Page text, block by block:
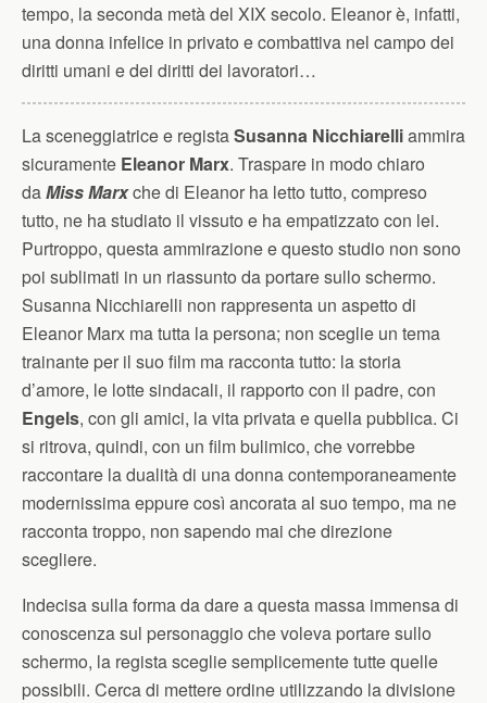
tempo, la seconda metà del XIX secolo. Eleanor è, infatti,
una donna infelice in privato e combattiva nel campo dei
diritti umani e dei diritti dei lavoratori…
La sceneggiatrice e registaSusanna Nicchiarelliammira
sicuramente Eleanor Marx. Traspare in modo chiaro
daMiss Marxche di Eleanor ha letto tutto, compreso
tutto, ne ha studiato il vissuto e ha empatizzato con lei.
Purtroppo, questa ammirazione e questo studio non sono
poi sublimati in un riassunto da portare sullo schermo.
Susanna Nicchiarelli non rappresenta un aspetto di
Eleanor Marx ma tutta la persona; non sceglie un tema
trainante per il suo film ma racconta tutto: la storia
d’amore, le lotte sindacali, il rapporto con il padre, con
Engels, con gli amici, la vita privata e quella pubblica. Ci
si ritrova, quindi, con un film bulimico, che vorrebbe
raccontare la dualità di una donna contemporaneamente
modernissima eppure così ancorata al suo tempo, ma ne
racconta troppo, non sapendo mai che direzione
scegliere.
Indecisa sulla forma da dare a questa massa immensa di
conoscenza sul personaggio che voleva portare sullo
schermo, la regista sceglie semplicemente tutte quelle
possibili. Cerca di mettere ordine utilizzando la divisione